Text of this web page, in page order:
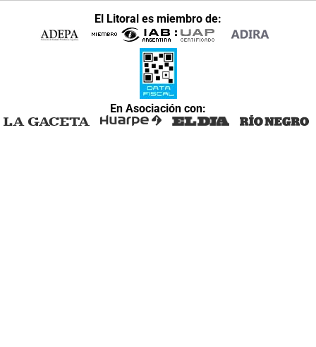
El Litoral es miembro de:
En Asociación con: